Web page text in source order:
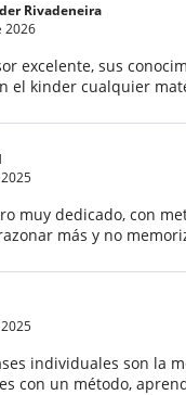
Rivadeneira
2026
excelente, sus
el kinder cualquier
muy dedicado, con
más y no
individuales son la
con un método,